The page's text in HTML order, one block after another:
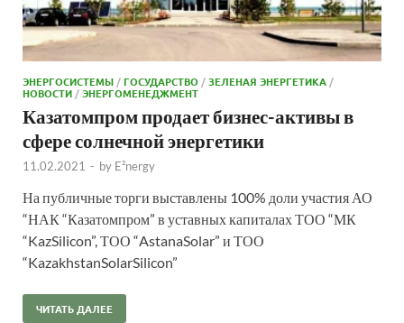
ЭНЕРГОСИСТЕМЫ /ГОСУДАРСТВО /ЗЕЛЕНАЯ ЭНЕРГЕТИКА /
НОВОСТИ /ЭНЕРГОМЕНЕДЖМЕНТ
Казатомпром продает бизнес-активы в
сфере солнечной энергетики
11.02.2021 - by E²nergy
На публичные торги выставлены 100% доли участия АО
“НАК “Казатомпром” в уставных капиталах ТОО “МК
“KazSilicon”, ТОО “AstanaSolar” и ТОО
“KazakhstanSolarSilicon”
ЧИТАТЬ ДАЛЕЕ